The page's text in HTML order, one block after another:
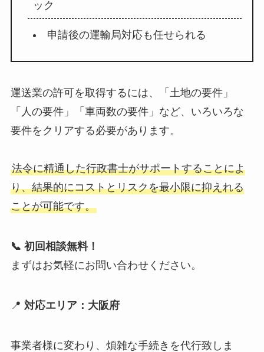
ック
申請後の運輸局対応も任せられる
運送業の許可を取得するには、「土地の要件」
「人の要件」「車両数の要件」など、いろいろな
要件をクリアする必要があります。
法令に精通した行政書士がサポートすることによ
り、結果的にコストとリスクを最小限に抑えれる
ことが可能です。
📞 初回相談無料！
まずはお気軽にお問い合わせください。
📍 対応エリア：大阪府
事業者様に変わり、煩雑な手続きを代行致しま